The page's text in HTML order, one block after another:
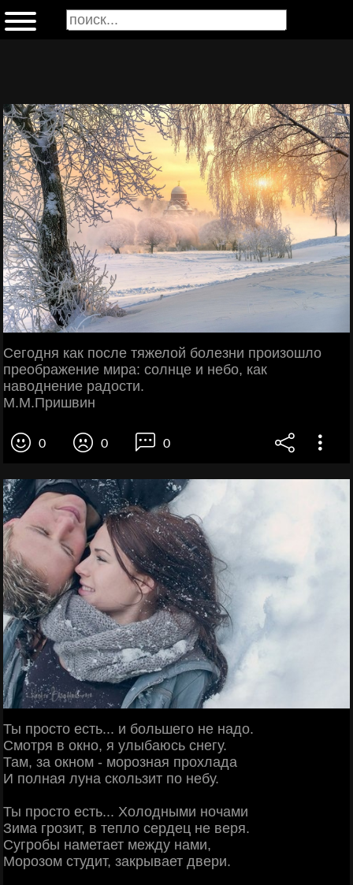
Сегодня как после тяжелой болезни произошло
преображение мира: солнце и небо, как
наводнение радости.
М.М.Пришвин
0 0 0
Ты просто есть... и большего не надо.
Смотря в окно, я улыбаюсь снегу.
Там, за окном - морозная прохлада
И полная луна скользит по небу.
Ты просто есть... Холодными ночами
Зима грозит, в тепло сердец не веря.
Сугробы наметает между нами,
Морозом студит, закрывает двери.